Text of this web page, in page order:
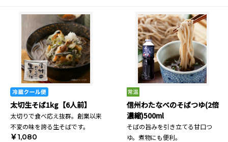
太切生そば1kg【6人前】
太切りで食べ応え抜群。創業以来
不変の味を誇る生そばです。
￥1,080
信州わたなべのそばつゆ(2倍
濃縮)500ml
そばの旨みを引き立てる甘口つ
ゆ。煮物にも便利。